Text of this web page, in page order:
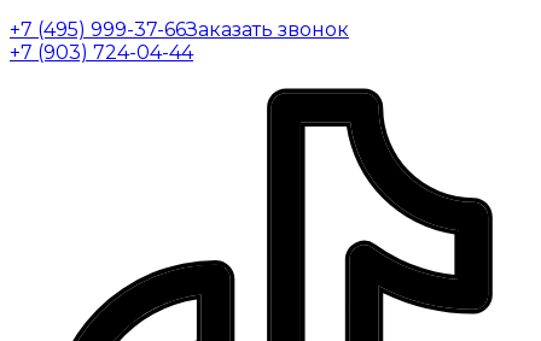
+7 (495) 999-37-66Заказать звонок
+7 (903) 724-04-44